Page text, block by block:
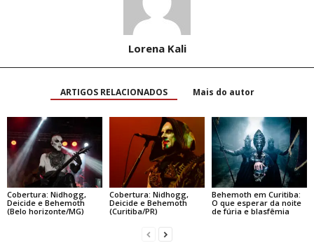
Lorena Kali
ARTIGOS RELACIONADOS Mais do autor
Cobertura: Nidhogg,
Deicide e Behemoth
(Belo horizonte/MG)
Cobertura: Nidhogg,
Deicide e Behemoth
(Curitiba/PR)
Behemoth em Curitiba:
O que esperar da noite
de fúria e blasfêmia